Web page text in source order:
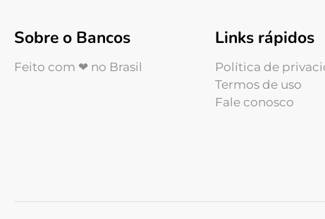
Sobre o Bancos
Feito com ❤ no Brasil
Links rápidos
Política de
Termos de uso
Fale conosco